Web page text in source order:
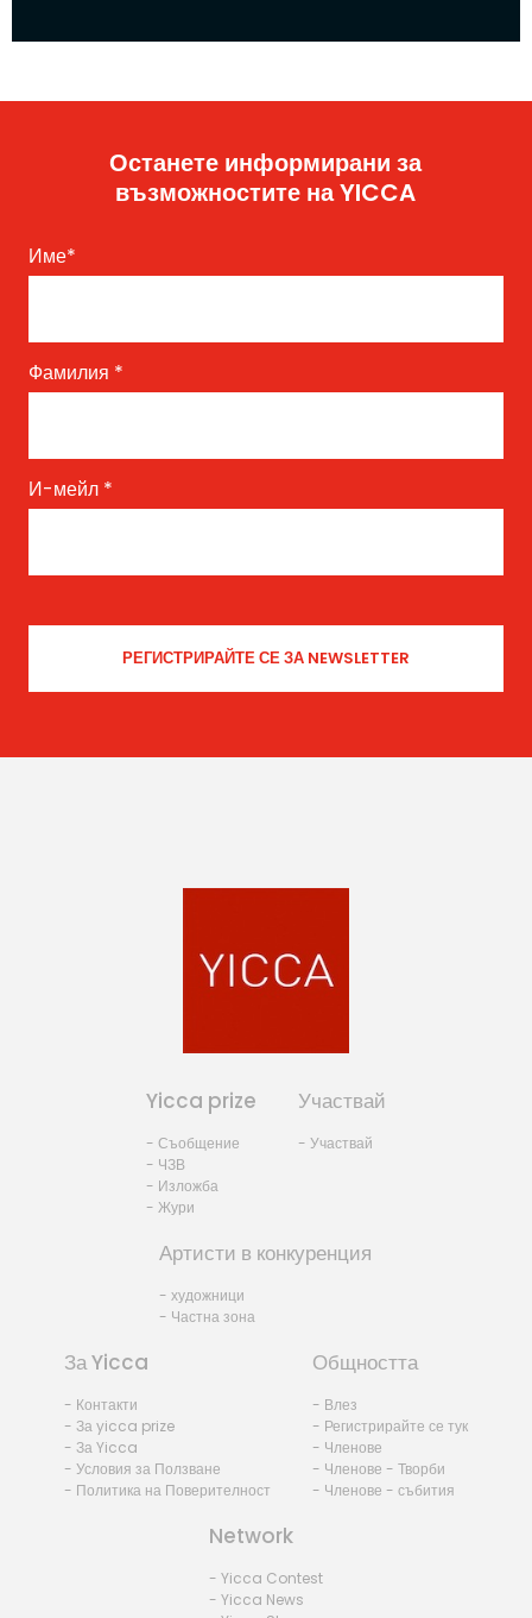
Останете информирани за
възможностите на YICCA
Име*
Фамилия *
И-мейл *
Yicca prize
- Съобщение
- ЧЗВ
- Изложба
- Жури
Участвай
- Участвай
Артисти в конкуренция
- художници
- Частна зона
За Yicca
- Контакти
- За yicca prize
- За Yicca
- Условия за Ползване
- Политика на Поверителност
Общността
- Влез
- Регистрирайте се тук
- Членове
- Членове - Творби
- Членове - събития
Network
- Yicca Contest
- Yicca News